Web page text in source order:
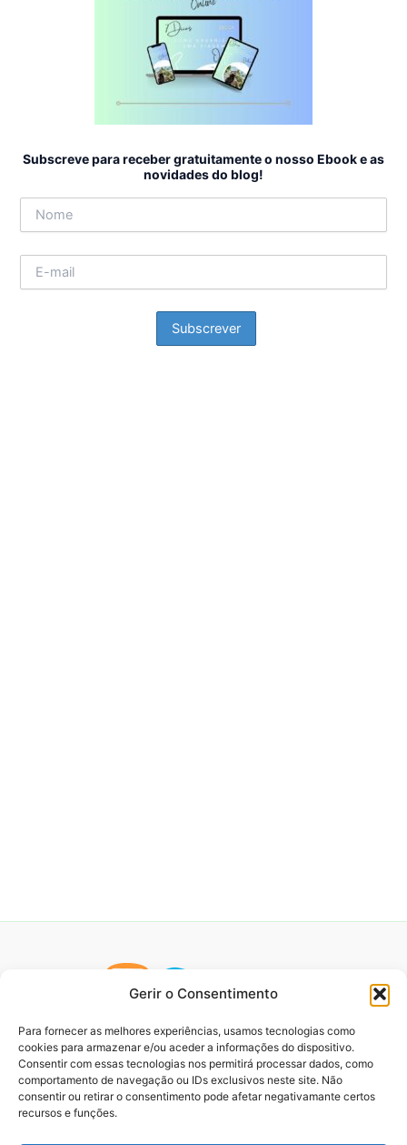
Gerir o Consentimento
Para fornecer as melhores experiências, usamos tecnologias como
cookies para armazenar e/ou aceder a informações do dispositivo.
Consentir com essas tecnologias nos permitirá processar dados, como
comportamento de navegação ou IDs exclusivos neste site. Não
consentir ou retirar o consentimento pode afetar negativamante certos
recursos e funções.
Subscreve para receber gratuitamente o nosso Ebook e as
novidades do blog!